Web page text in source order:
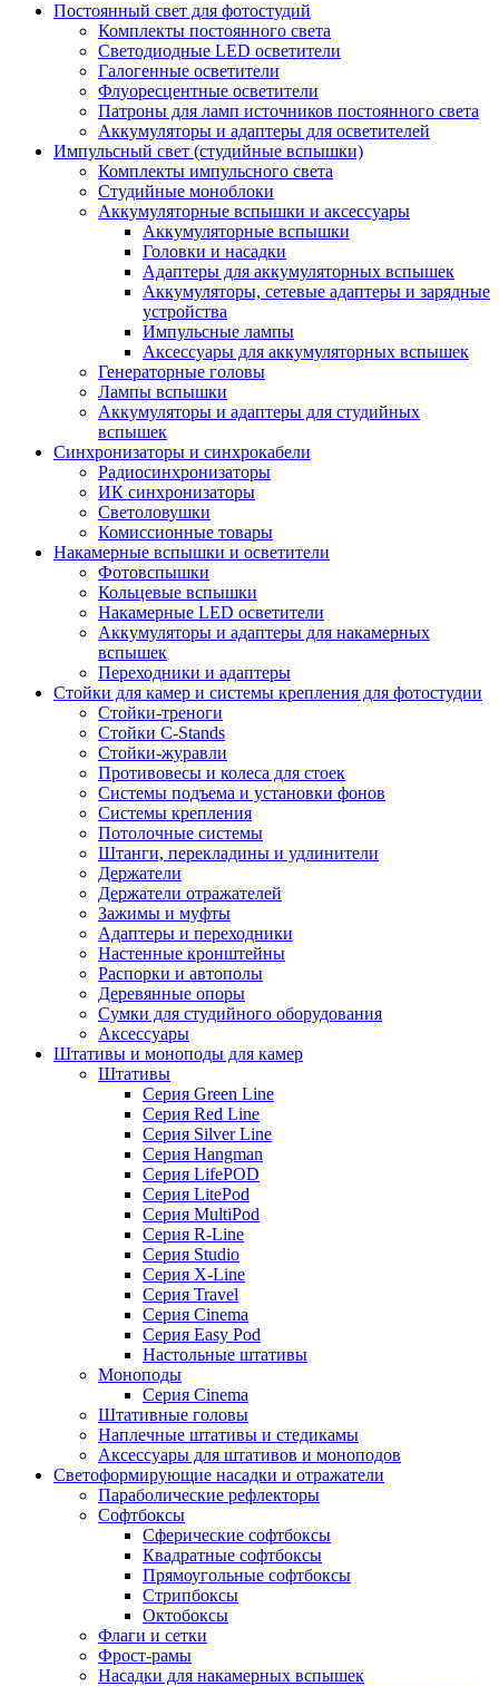
Постоянный свет для фотостудий
Комплекты постоянного света
Светодиодные LED осветители
Галогенные осветители
Флуоресцентные осветители
Патроны для ламп источников постоянного света
Аккумуляторы и адаптеры для осветителей
Импульсный свет (студийные вспышки)
Комплекты импульсного света
Студийные моноблоки
Аккумуляторные вспышки и аксессуары
Аккумуляторные вспышки
Головки и насадки
Адаптеры для аккумуляторных вспышек
Аккумуляторы, сетевые адаптеры и зарядные
устройства
Импульсные лампы
Аксессуары для аккумуляторных вспышек
Генераторные головы
Лампы вспышки
Аккумуляторы и адаптеры для студийных
вспышек
Синхронизаторы и синхрокабели
Радиосинхронизаторы
ИК синхронизаторы
Светоловушки
Комиссионные товары
Накамерные вспышки и осветители
Фотовспышки
Кольцевые вспышки
Накамерные LED осветители
Аккумуляторы и адаптеры для накамерных
вспышек
Переходники и адаптеры
Стойки для камер и системы крепления для фотостудии
Стойки-треноги
Стойки C-Stands
Стойки-журавли
Противовесы и колеса для стоек
Системы подъема и установки фонов
Системы крепления
Потолочные системы
Штанги, перекладины и удлинители
Держатели
Держатели отражателей
Зажимы и муфты
Адаптеры и переходники
Настенные кронштейны
Распорки и автополы
Деревянные опоры
Сумки для студийного оборудования
Аксессуары
Штативы и моноподы для камер
Штативы
Серия Green Line
Серия Red Line
Серия Silver Line
Серия Hangman
Серия LifePOD
Серия LitePod
Серия MultiPod
Серия R-Line
Серия Studio
Серия X-Line
Серия Travel
Серия Cinema
Серия Easy Pod
Настольные штативы
Моноподы
Серия Cinema
Штативные головы
Наплечные штативы и стедикамы
Аксессуары для штативов и моноподов
Светоформирующие насадки и отражатели
Параболические рефлекторы
Софтбоксы
Сферические софтбоксы
Квадратные софтбоксы
Прямоугольные софтбоксы
Стрипбоксы
Октобоксы
Флаги и сетки
Фрост-рамы
Насадки для накамерных вспышек